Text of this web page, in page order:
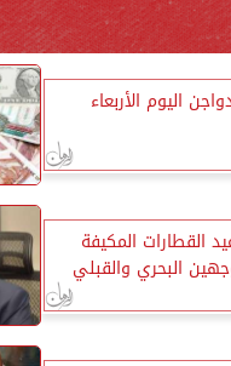
اليوم الأربعاء
القطارات المكيفة
البحري والقبلي